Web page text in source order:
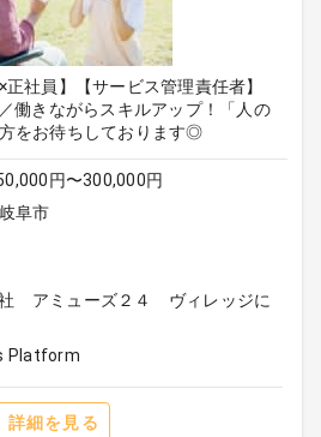
正社員】【サービス管理責任者】
働きながらスキルアップ！「人の
をお待ちしております◎
円〜300,000円
阜市
アミューズ２４ ヴィレッジに
Platform
詳細を見る